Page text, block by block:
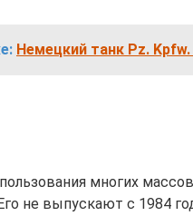
Немецкий танк Pz.
многих
не выпускают с 1984